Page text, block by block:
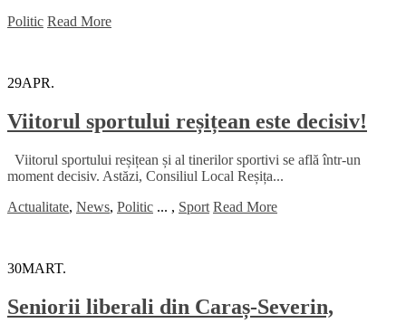
Politic Read More
29APR.
Viitorul sportului reșițean este decisiv!
Viitorul sportului reșițean și al tinerilor sportivi se află într-un
moment decisiv. Astăzi, Consiliul Local Reșița...
Actualitate, News, Politic ... , Sport Read More
30MART.
Seniorii liberali din Caraș-Severin,